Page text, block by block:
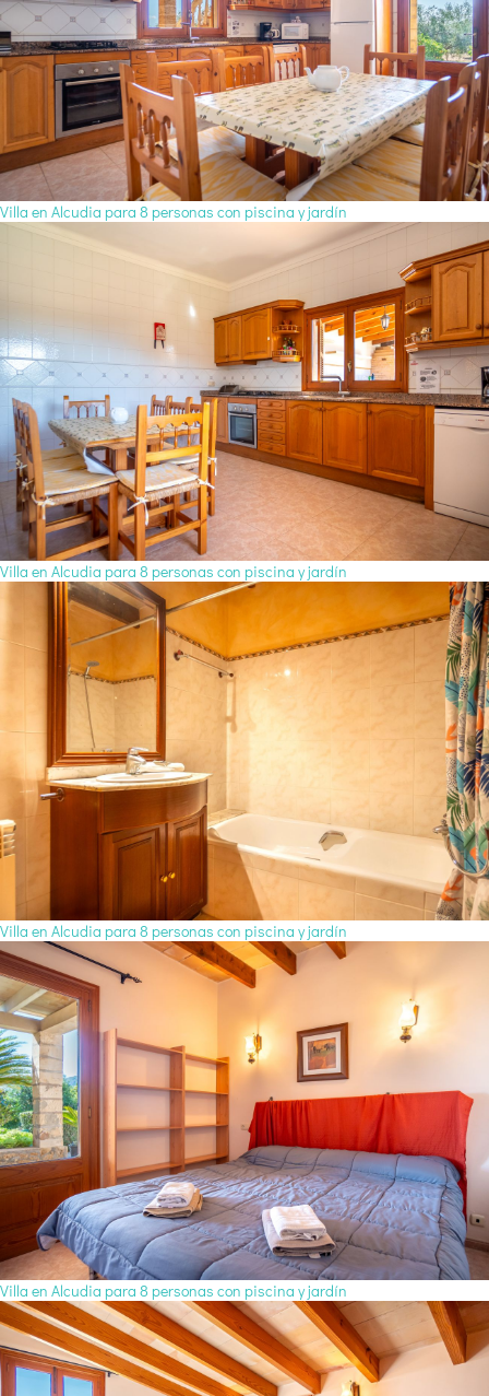
Villa en Alcudia para 8 personas con piscina y jardín
Villa en Alcudia para 8 personas con piscina y jardín
Villa en Alcudia para 8 personas con piscina y jardín
Villa en Alcudia para 8 personas con piscina y jardín